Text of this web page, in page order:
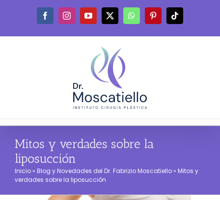
FacebookInstagramYouTube
X WhatsAppPinterestTiktok
Mitos y verdades sobre la
liposucción
Inicio » Blog y Novedades del Dr. Fabrizio Moscatiello » Mitos y
verdades sobre la liposucción